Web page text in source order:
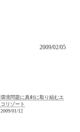
2009/02/05
環境問題に真剣に取り組むエ
コリゾート
2009/01/12